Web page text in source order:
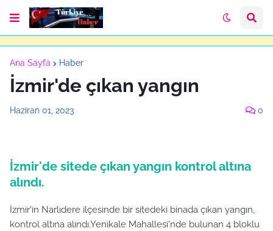
Ana Sayfa Haber
İzmir'de çıkan yangın
Haziran 01, 2023 0
İzmir'de sitede çıkan yangın kontrol altına
alındı.
İzmir'in Narlıdere ilçesinde bir sitedeki binada çıkan yangın,
kontrol altına alındı.Yenikale Mahallesi'nde bulunan 4 bloklu